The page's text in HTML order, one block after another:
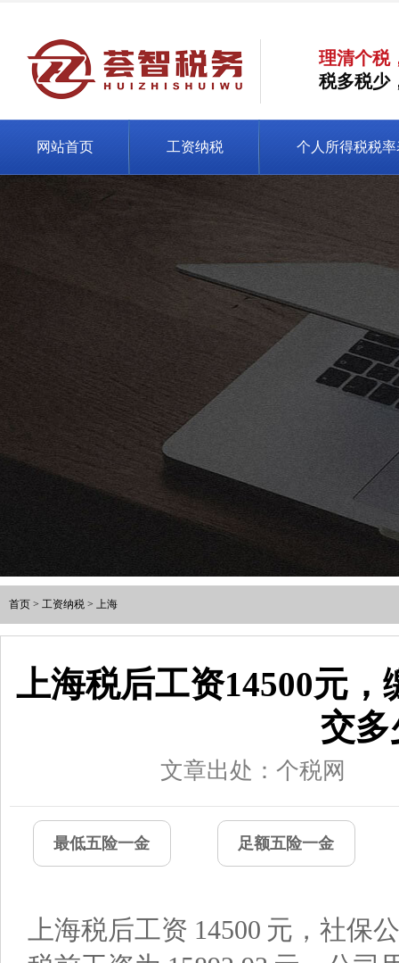
理清个税
税多税少
网站首页 工资纳税 个人所得税税率
首页 > 工资纳税 > 上海
上海税后工资14500元
交多
文章出处：个税网
最低五险一金 足额五险一金
上海税后工资 14500 元，社保